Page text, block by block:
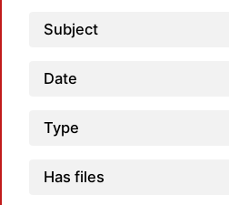
Subject
Date
Type
Has files